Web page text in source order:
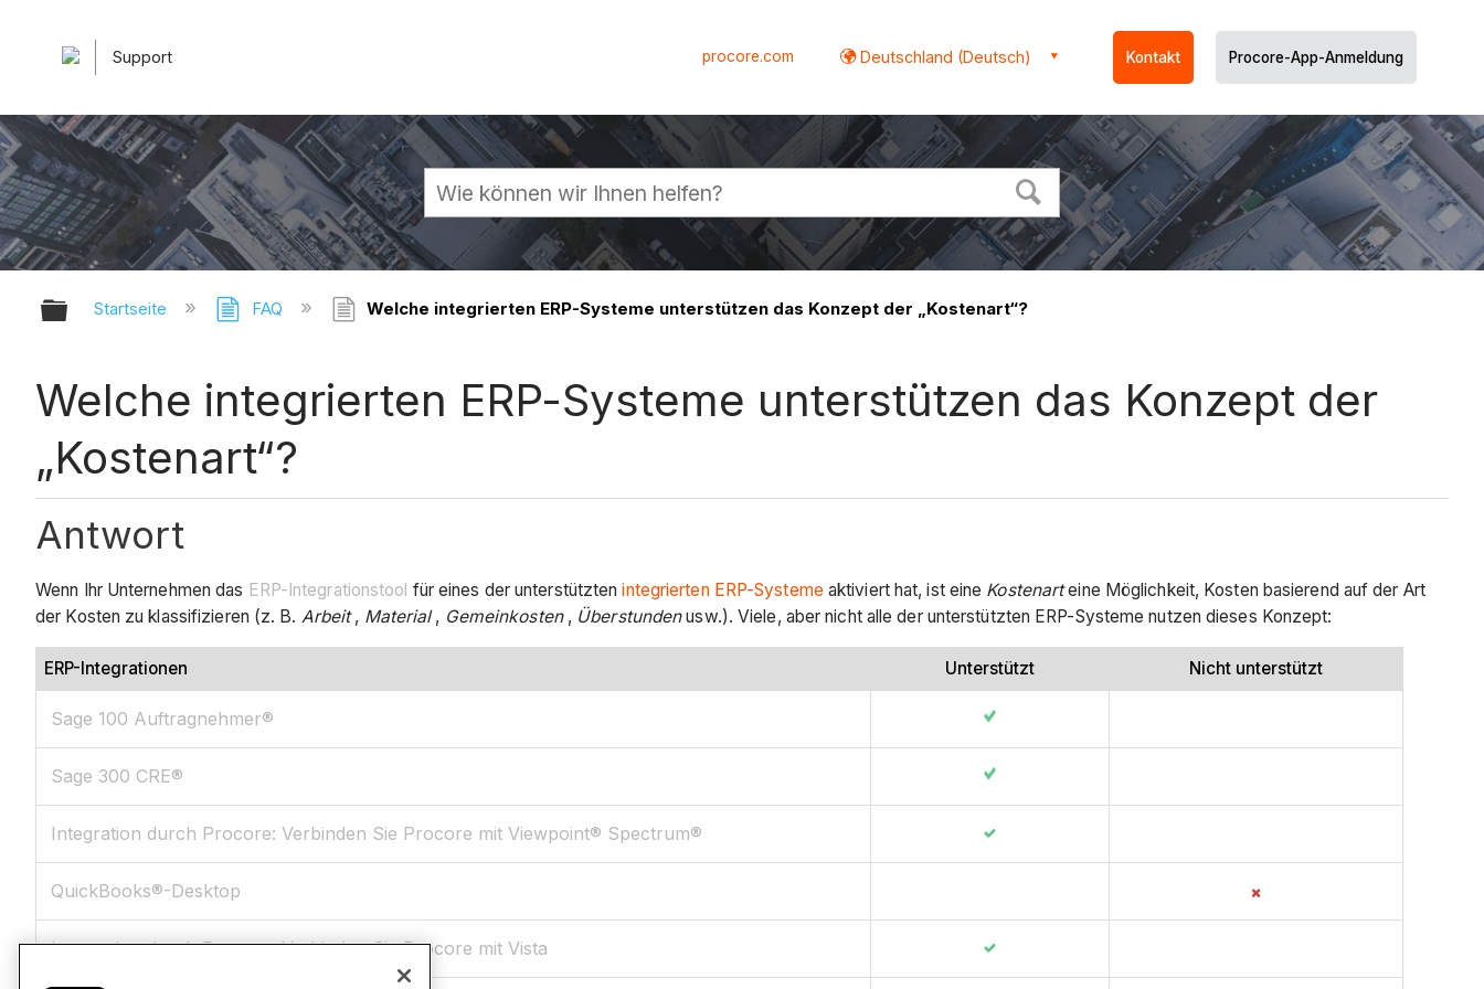
Support procore.com Deutschland (Deutsch) Kontakt Procore-App-Anmeldung
Globale Hierarchie auf- und zuklappen
Startseite FAQ Welche integrierten ERP-Systeme unterstützen das Konzept der „Kostenart“?
Welche integrierten ERP-Systeme unterstützen das Konzept der
„Kostenart“?
Antwort
Wenn Ihr Unternehmen das ERP-Integrationstool für eines der unterstütztenintegrierten ERP-Systeme aktiviert hat, ist eine Kostenarteine Möglichkeit, Kosten basierend auf der Art
der Kosten zu klassifizieren (z. B. Arbeit, Material, Gemeinkosten, Überstundenusw.). Viele, aber nicht alle der unterstützten ERP-Systeme nutzen dieses Konzept:
ERP-Integrationen Unterstützt Nicht unterstützt
Sage 100 Auftragnehmer®
Sage 300 CRE®
Integration durch Procore: Verbinden Sie Procore mit Viewpoint® Spectrum®
QuickBooks®-Desktop
Integration durch Procore: Verbinden Sie Procore mit Vista